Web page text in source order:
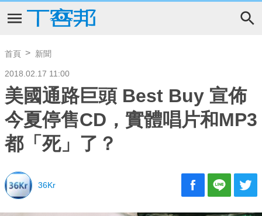
首頁 新聞
2018.02.17 11:00
美國通路巨頭 Best Buy 宣佈
今夏停售CD，實體唱片和MP3
都「死」了？
36Kr